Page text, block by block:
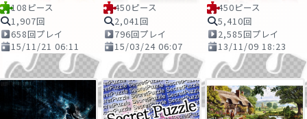
108ピース
1,907回
658回プレイ
15/11/21 06:11
450ピース
2,041回
796回プレイ
15/03/24 06:07
450ピース
5,410回
2,585回プレイ
13/11/09 18:23